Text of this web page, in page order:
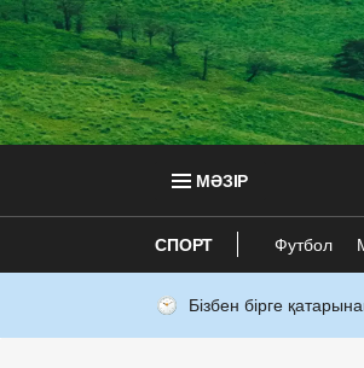
МӘЗІР
СПОРТ Футбол
Бізбен бірге